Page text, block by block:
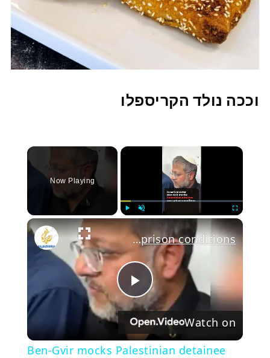
וככה נולד הקריספלו
×
Unmute
Now Playing
Play
Video
Ben-Gvir mocks Palestinian detainee over prison conditions
Watch on
Ben-Gvir mocks Palestinian detainee